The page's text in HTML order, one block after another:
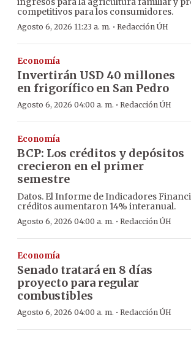
competitivos para los consumidores.
Agosto 6, 2026 11:23 a. m. · Redacción ÚH
Economía
Invertirán USD 40 millones
en frigorífico en San Pedro
Agosto 6, 2026 04:00 a. m. · Redacción ÚH
Economía
BCP: Los créditos y depósitos
crecieron en el primer
semestre
Datos. El Informe de Indicadores
créditos aumentaron 14% interanual.
Agosto 6, 2026 04:00 a. m. · Redacción ÚH
Economía
Senado tratará en 8 días
proyecto para regular
combustibles
Agosto 6, 2026 04:00 a. m. · Redacción ÚH